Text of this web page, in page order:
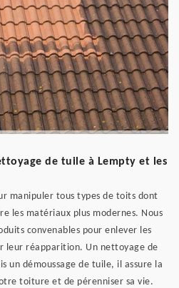
de tuile à Lempty et les
manipuler tous types de toits dont
les matériaux plus modernes. Nous
convenables pour enlever les
leur réapparition. Un nettoyage de
un démoussage de tuile, il assure la
toiture et de pérenniser sa vie.